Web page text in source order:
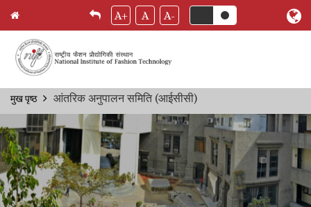
Skip
content
A+ A A-
Breadcrumb
मुख पृष्ठ आंतरिक अनुपालन समिति (आईसीसी)